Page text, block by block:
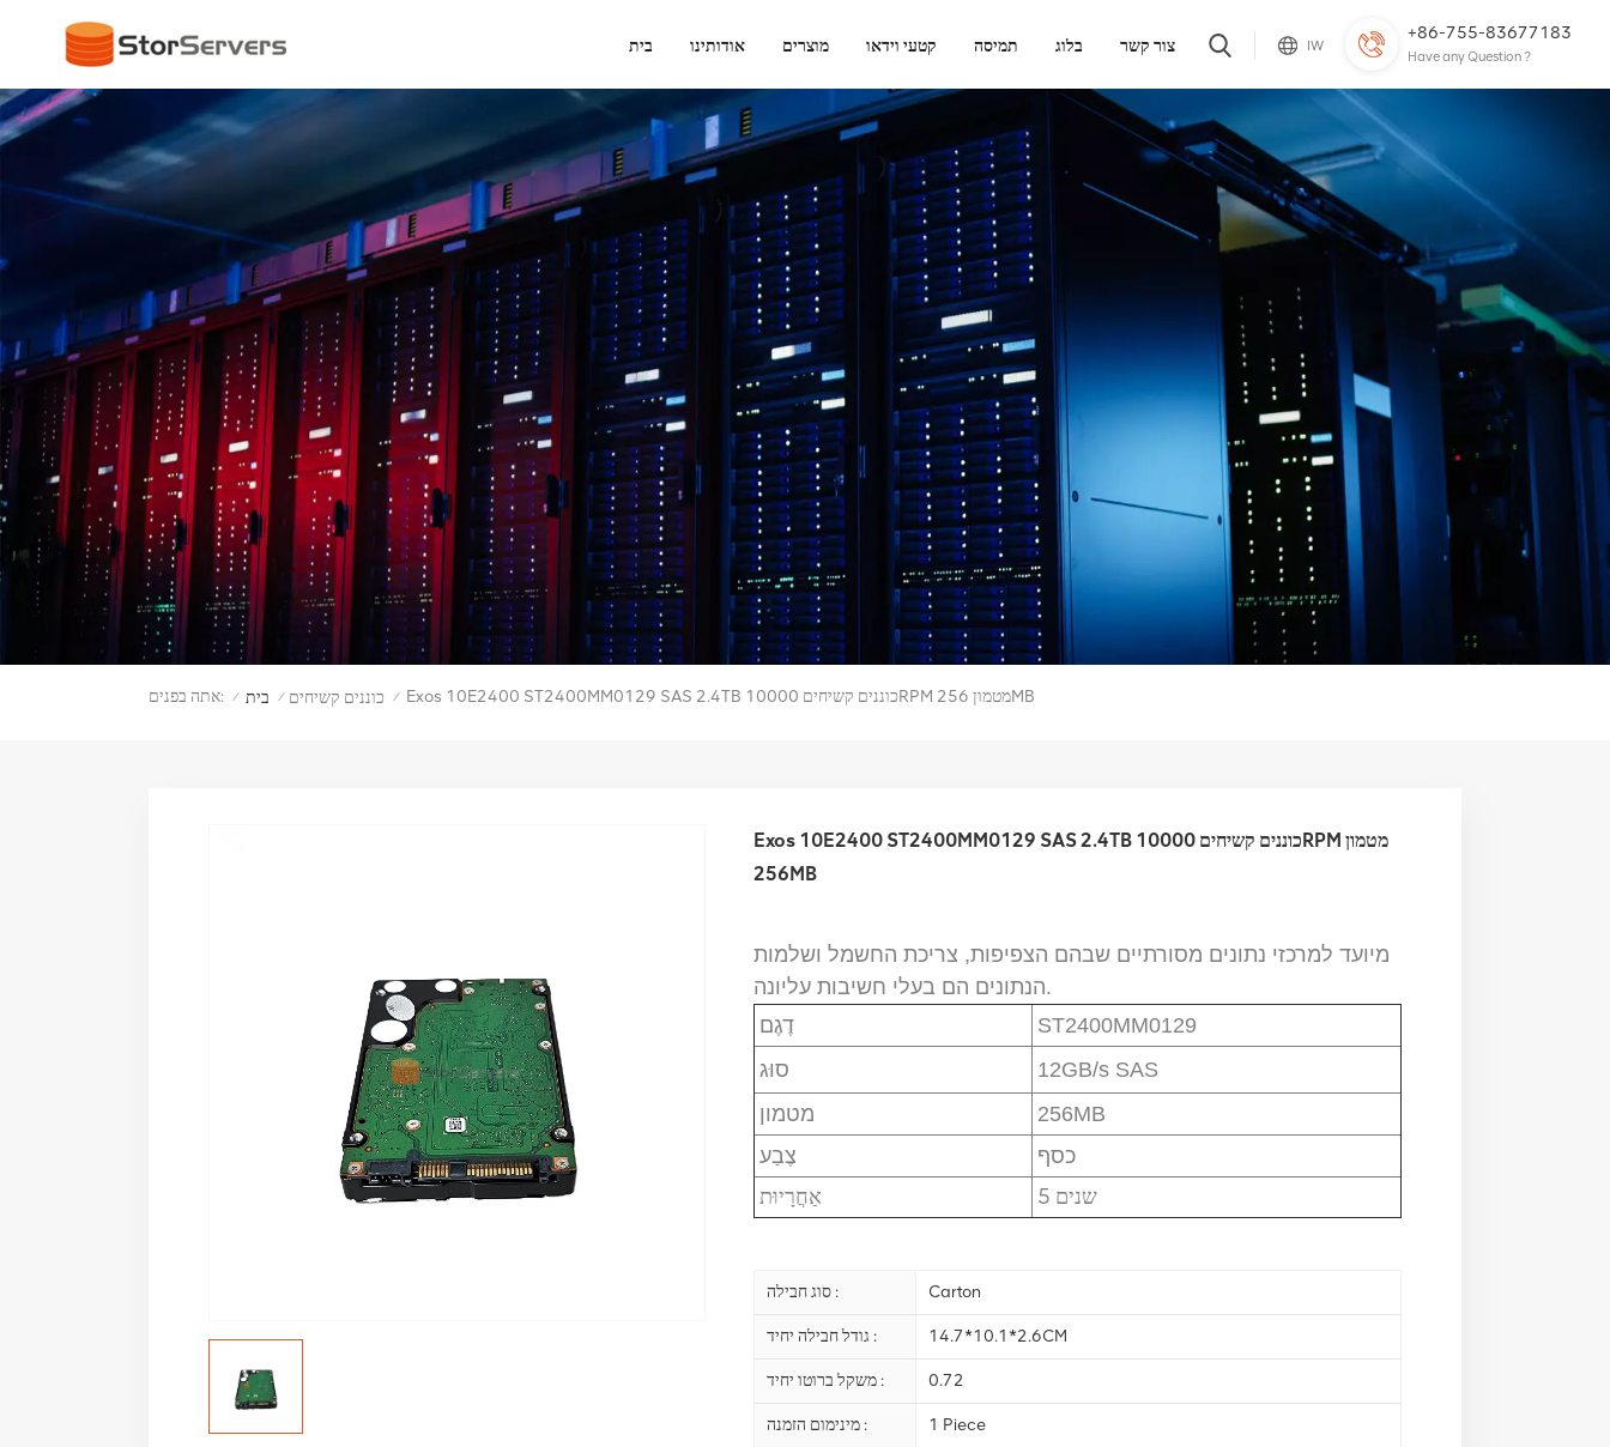
+86-755-83677183
Have any Question ?
IW בית אודותינו מוצרים קטעי וידאו תמיסה בלוג צור קשר
אתה בפנים: / בית / כוננים קשיחים / Exos 10E2400 ST2400MM0129 SAS 2.4TB כוננים קשיחים 10000RPM מטמון 256MB
Exos 10E2400 ST2400MM0129 SAS 2.4TB כוננים קשיחים 10000RPM מטמון
256MB
מיועד למרכזי נתונים מסורתיים שבהם הצפיפות, צריכת החשמל ושלמות
הנתונים הם בעלי חשיבות עליונה.
דֶגֶם
ST2400MM0129
סוּג
12GB/s SAS
מטמון
256MB
צֶבַע
כסף
אַחֲרָיוּת 5 שנים
סוג חבילה : Carton
גודל חבילה יחיד : 14.7*10.1*2.6CM
משקל ברוטו יחיד : 0.72
מינימום הזמנה : 1 Piece